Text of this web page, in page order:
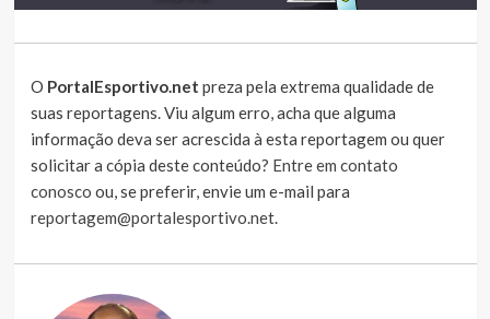
O PortalEsportivo.net preza pela extrema qualidade de
suas reportagens. Viu algum erro, acha que alguma
informação deva ser acrescida à esta reportagem ou quer
solicitar a cópia deste conteúdo? Entre em contato
conosco ou, se preferir, envie um e-mail para
reportagem@portalesportivo.net.